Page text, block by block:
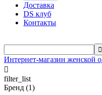
Доставка
DS клуб
Контакты

Интернет-магазин женской

filter_list
Бренд (1)